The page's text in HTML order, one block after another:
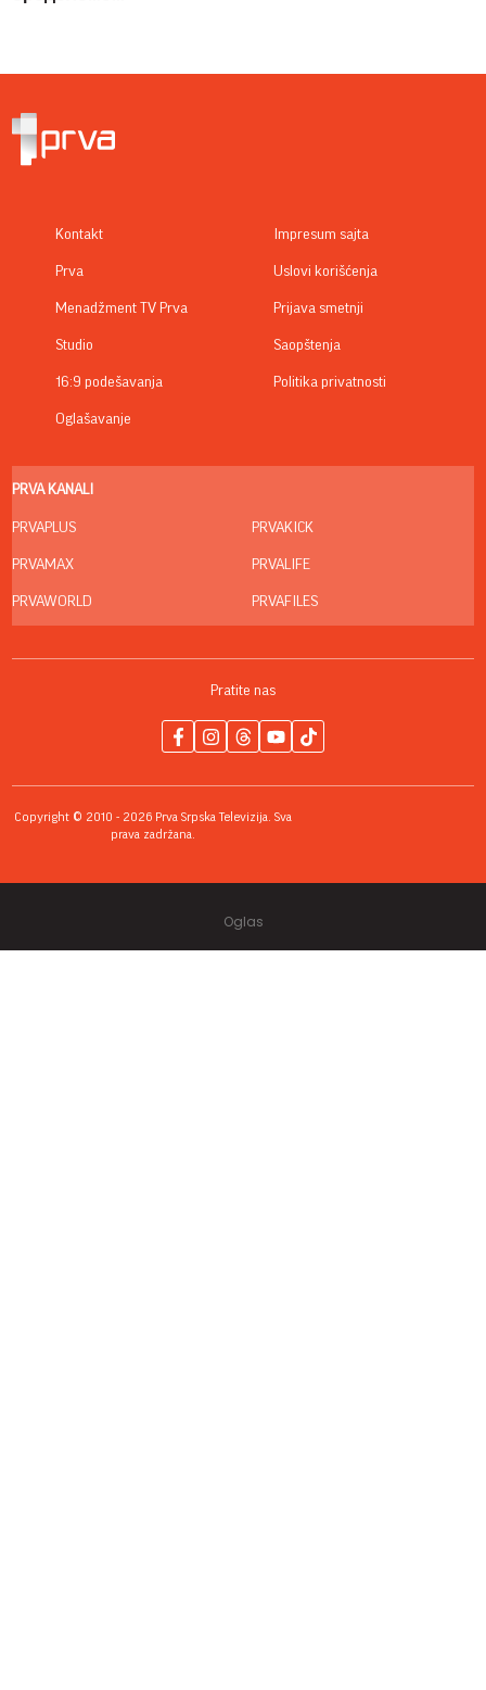
Kontakt
Prva
Menadžment TV Prva
Studio
16:9 podešavanja
Oglašavanje
Impresum sajta
Uslovi korišćenja
Prijava smetnji
Saopštenja
Politika privatnosti
PRVA KANALI
PRVAPLUS
PRVAMAX
PRVAWORLD
PRVAKICK
PRVALIFE
PRVAFILES
Pratite nas
Copyright © 2010 - 2026 Prva Srpska Televizija. Sva
prava zadržana.